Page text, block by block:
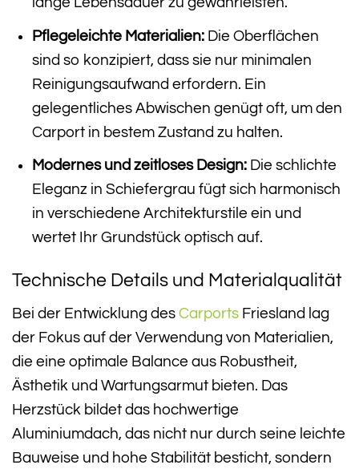
Pflegeleichte Materialien:Die Oberflächen
sind so konzipiert, dass sie nur minimalen
Reinigungsaufwand erfordern. Ein
gelegentliches Abwischen genügt oft, um den
Carport in bestem Zustand zu halten.
Modernes und zeitloses Design:Die schlichte
Eleganz in Schiefergrau fügt sich harmonisch
in verschiedene Architekturstile ein und
wertet Ihr Grundstück optisch auf.
Technische Details und Materialqualität
Bei der Entwicklung des Carports Friesland lag
der Fokus auf der Verwendung von Materialien,
die eine optimale Balance aus Robustheit,
Ästhetik und Wartungsarmut bieten. Das
Herzstück bildet das hochwertige
Aluminiumdach, das nicht nur durch seine leichte
Bauweise und hohe Stabilität besticht, sondern